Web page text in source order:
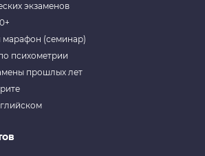
экзаменов
марафон (семинар)
психометрии
прошлых лет